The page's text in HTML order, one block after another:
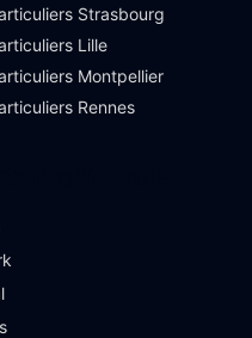
Strasbourg
Lille
Montpellier
Rennes